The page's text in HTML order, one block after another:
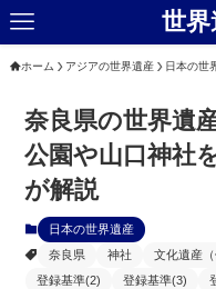
世
ホーム アジアの世界遺産 日本の世
奈良県の世界遺
公園や山口神社
が解説
日本の世界遺産
奈良県
神社 文化遺産（
登録基準(2)
登録基準(3)